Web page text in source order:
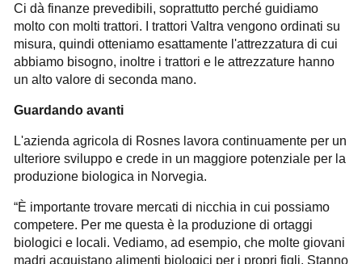
Ci dà finanze prevedibili, soprattutto perché guidiamo
molto con molti trattori. I trattori Valtra vengono ordinati su
misura, quindi otteniamo esattamente l'attrezzatura di cui
abbiamo bisogno, inoltre i trattori e le attrezzature hanno
un alto valore di seconda mano.
Guardando avanti
L'azienda agricola di Rosnes lavora continuamente per un
ulteriore sviluppo e crede in un maggiore potenziale per la
produzione biologica in Norvegia.
“È importante trovare mercati di nicchia in cui possiamo
competere. Per me questa è la produzione di ortaggi
biologici e locali. Vediamo, ad esempio, che molte giovani
madri acquistano alimenti biologici per i propri figli. Stanno